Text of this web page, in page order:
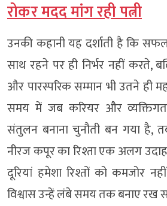
रोकर मदद मांग रही पत्नी
उनकी कहानी यह दर्शाती है कि
साथ रहने पर ही निर्भर नहीं करते,
और पारस्परिक सम्मान भी उतने ही
समय में जब करियर और व्यक्तिगत
संतुलन बनाना चुनौती बन गया है,
नीरज कपूर का रिश्ता एक अलग
दूरियां हमेशा रिश्तों को कमजोर
विश्वास उन्हें लंबे समय तक बनाए रख